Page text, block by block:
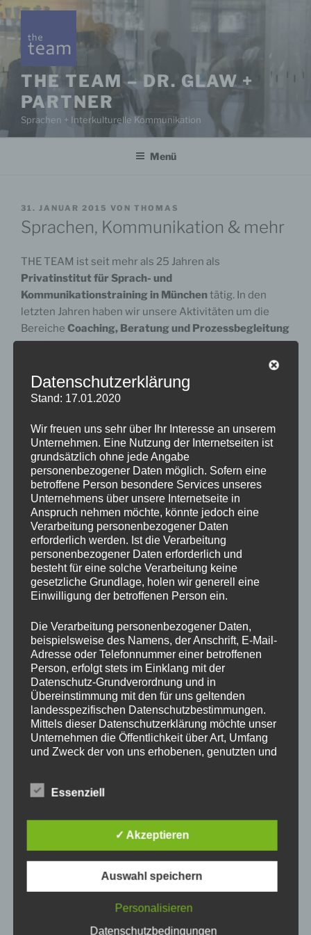
Zum
Inhalt
springen
THE TEAM – DR. GLAW +
PARTNER
Sprachen + Interkulturelle Kommunikation
Menü
VERÖFFENTLICHT
AM
31. JANUAR 2015 VON THOMAS
Sprachen, Kommunikation & mehr
THE TEAM ist seit mehr als 25 Jahren als
Privatinstitut für Sprach- und
Kommunikationstraining in Münchentätig. In den
letzten Jahren haben wir unsere Aktivitäten um die
Bereiche Coaching, Beratung und Prozessbegleitung
erweitert.
Wir entwickeln für Unternehmen, Organisationen und
Stiftungen Firmensprachprogramme, individuelle
Beratung/Coaching in den Bereichen Effectuation und
Prozessbegleitung.
Unsere Trainerinnen und Trainer, entwickeln und
gestalten gemeinsam mit Ihnen optimale Lösungen
zur Weiterbildung Ihrer Mitarbeiterinnen und
Mitarbeiter.
Unsere Berater entwickelt unter Leitung von Frau
Dorothea Lubahn individuelle Strategien und
Lösungsansätze für Ihr Unternehmen.
Mit unseren internationalen Partnern ermöglichen wir
Ihnen perfekt betreute Auslandsaufenthalte zur
sprachlichen Weiterbildung.
Sprechen Sie mit uns, wenn Sie die sprachlichen und
kommunikativen Kompetenzen Ihren Mitarbeiterinnen
und Mitarbeiter weiterentwickeln wollen –wir nehmen
uns Zeit, hören Ihnen zu und entwickeln zusammen
mit Ihnen zum Unternehmen passende Lösungen.
your training. your way.
Datenschutzerklärung
Stand: 17.01.2020
Wir freuen uns sehr über Ihr Interesse an unserem
Unternehmen. Eine Nutzung der Internetseiten ist
grundsätzlich ohne jede Angabe
personenbezogener Daten möglich. Sofern eine
betroffene Person besondere Services unseres
Unternehmens über unsere Internetseite in
Anspruch nehmen möchte, könnte jedoch eine
Verarbeitung personenbezogener Daten
erforderlich werden. Ist die Verarbeitung
personenbezogener Daten erforderlich und
besteht für eine solche Verarbeitung keine
gesetzliche Grundlage, holen wir generell eine
Einwilligung der betroffenen Person ein.
Die Verarbeitung personenbezogener Daten,
beispielsweise des Namens, der Anschrift, E-Mail-
Adresse oder Telefonnummer einer betroffenen
Person, erfolgt stets im Einklang mit der
Datenschutz-Grundverordnung und in
Übereinstimmung mit den für uns geltenden
landesspezifischen Datenschutzbestimmungen.
Mittels dieser Datenschutzerklärung möchte unser
Unternehmen die Öffentlichkeit über Art, Umfang
und Zweck der von uns erhobenen, genutzten und
mittels dieser Datenschutzerklärung über die ihnen
Wir haben als für die Verarbeitung Verantwortlicher
zahlreiche technische und organisatorische
lückenlosen Schutz der über diese Internetseite
verarbeiteten personenbezogenen Daten
sicherzustellen. Dennoch können Internetbasierte
Essenziell
✓ Akzeptieren
Auswahl speichern
Personalisieren
Datenschutzbedingungen